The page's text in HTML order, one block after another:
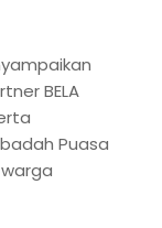
BELA
Puasa